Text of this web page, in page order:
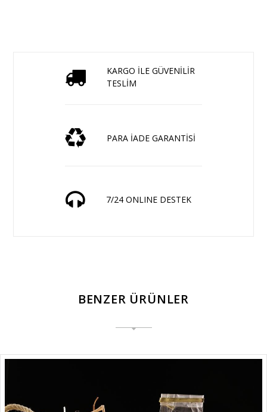
KARGO İLE GÜVENİLİR
TESLİM
PARA İADE GARANTİSİ
7/24 ONLINE DESTEK
BENZER ÜRÜNLER